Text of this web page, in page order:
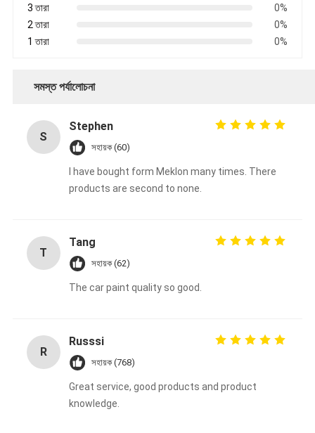
3 তারা
0%
2 তারা
0%
1 তারা
0%
সমস্ত পর্যালোচনা
S
Stephen
সহায়ক (60)
I have bought form Meklon many times. There
products are second to none.
T
Tang
সহায়ক (62)
The car paint quality so good.
R
Russsi
সহায়ক (768)
Great service, good products and product
knowledge.